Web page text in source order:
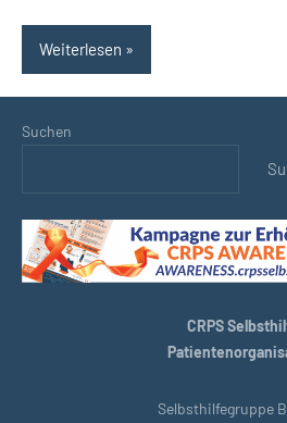
Weiterlesen
Suchen
CRPS
Selbsthilfegruppe